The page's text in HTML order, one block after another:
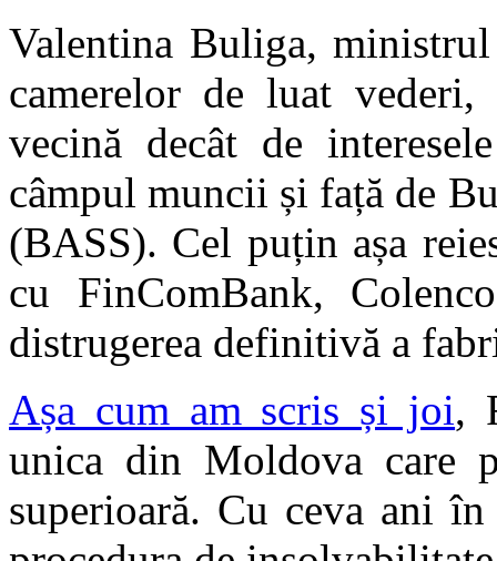
Valentina Buliga,
camerelor de luat
vecină decât de
câmpul muncii și față de
(BASS). Cel puțin așa
cu FinComBank,
distrugerea definitivă a
Așa cum am scris și joi,
unica din Moldova care
superioară. Cu ceva ani